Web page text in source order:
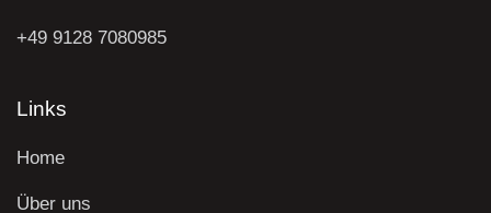
+49 9128 7080985
Links
Home
Über uns